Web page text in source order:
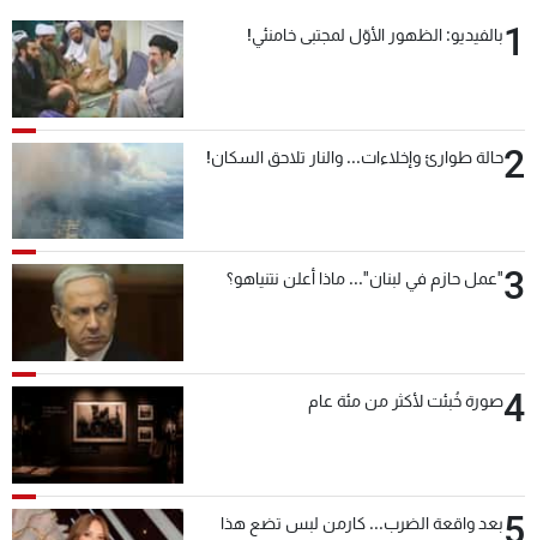
1بالفيديو: الظهور الأوّل لمجتبى خامنئي!
2حالة طوارئ وإخلاءات... والنار تلاحق السكان!
3"عمل حازم في لبنان"... ماذا أعلن نتنياهو؟
4صورة خُبئت لأكثر من مئة عام
5بعد واقعة الضرب... كارمن لبس تضع هذا